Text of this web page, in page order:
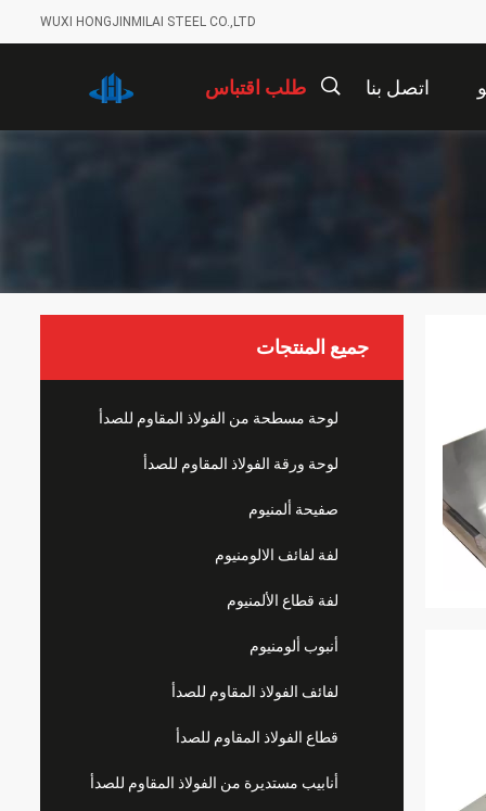
WUXI HONGJINMILAI STEEL CO.,LTD
اتصل بنا طلب اقتباس
جميع المنتجات
لوحة مسطحة من الفولاذ المقاوم للصدأ
لوحة ورقة الفولاذ المقاوم للصدأ
صفيحة ألمنيوم
لفة لفائف الالومنيوم
لفة قطاع الألمنيوم
أنبوب ألومنيوم
لفائف الفولاذ المقاوم للصدأ
قطاع الفولاذ المقاوم للصدأ
أنابيب مستديرة من الفولاذ المقاوم للصدأ